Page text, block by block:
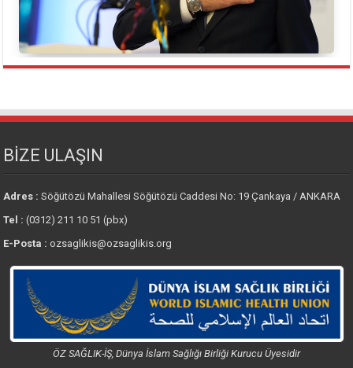
BİZE ULAŞIN
Adres :Söğütözü Mahallesi Söğütözü Caddesi No: 19 Çankaya / ANKARA
Tel : (0312) 211 10 51 (pbx)
E-Posta : ozsaglikis@ozsaglikis.org
ÖZ SAĞLIK-İŞ, Dünya İslam Sağlığı Birliği Kurucu Üyesidir